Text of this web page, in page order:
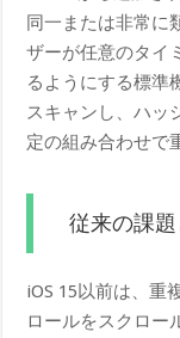
同一または非常に
ザーが任意のタイ
るようにする標準
スキャンし、ハッ
定の組み合わせで
従来の課
iOS 15以前は、重
ロールをスクロー